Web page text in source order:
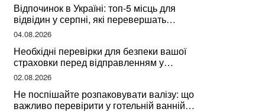
Відпочинок в Україні: топ-5 місць для
відвідин у серпні, які перевершать
закордонні враження
04.08.2026
Необхідні перевірки для безпеки вашої
страховки перед відправленням у
подорож
02.08.2026
Не поспішайте розпаковувати валізу: що
важливо перевірити у готельній ванній